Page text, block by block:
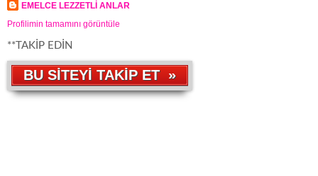
EMELCE LEZZETLİ ANLAR
Profilimin tamamını görüntüle
**TAKİP EDİN
BU SİTEYİ TAKİP ET »